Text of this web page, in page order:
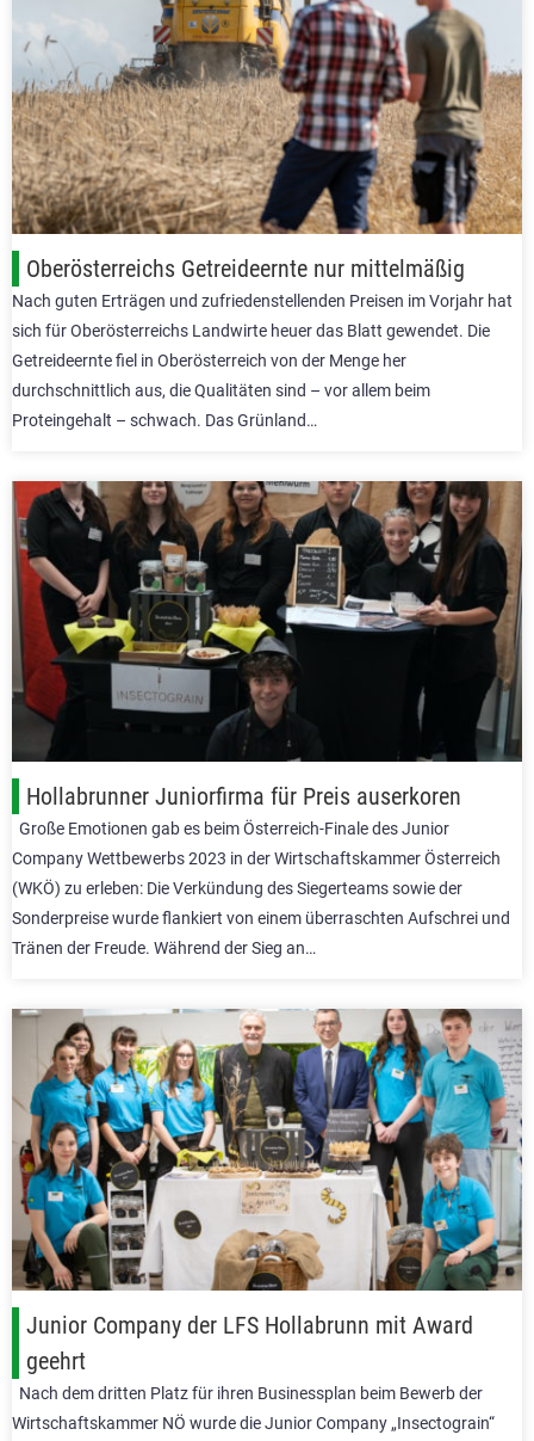
Oberösterreichs Getreideernte nur mittelmäßig
Nach guten Erträgen und zufriedenstellenden Preisen im Vorjahr hat
sich für Oberösterreichs Landwirte heuer das Blatt gewendet. Die
Getreideernte fiel in Oberösterreich von der Menge her
durchschnittlich aus, die Qualitäten sind – vor allem beim
Proteingehalt – schwach. Das Grünland…
Hollabrunner Juniorfirma für Preis auserkoren
Große Emotionen gab es beim Österreich-Finale des Junior
Company Wettbewerbs 2023 in der Wirtschaftskammer Österreich
(WKÖ) zu erleben: Die Verkündung des Siegerteams sowie der
Sonderpreise wurde flankiert von einem überraschten Aufschrei und
Tränen der Freude. Während der Sieg an…
Junior Company der LFS Hollabrunn mit Award
geehrt
Nach dem dritten Platz für ihren Businessplan beim Bewerb der
Wirtschaftskammer NÖ wurde die Junior Company „Insectograin“